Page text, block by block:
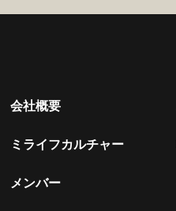
会社概要
ミライフカルチャー
メンバー